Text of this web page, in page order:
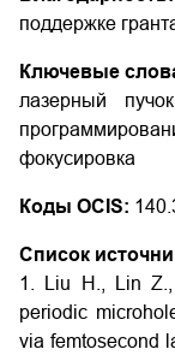
поддержке
Ключевые
лазерный
фокусировка
Коды OCIS:
Список
1. Liu H., Lin
periodic
via femtosecond